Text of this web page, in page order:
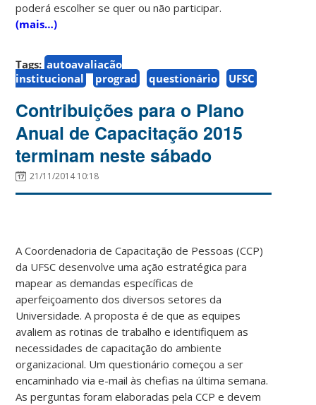
poderá escolher se quer ou não participar.
(mais…)
Tags: autoavaliação
institucional
prograd questionário UFSC
Contribuições para o Plano
Anual de Capacitação 2015
terminam neste sábado
21/11/2014 10:18
A Coordenadoria de Capacitação de Pessoas (CCP)
da UFSC desenvolve uma ação estratégica para
mapear as demandas específicas de
aperfeiçoamento dos diversos setores da
Universidade. A proposta é de que as equipes
avaliem as rotinas de trabalho e identifiquem as
necessidades de capacitação do ambiente
organizacional. Um questionário começou a ser
encaminhado via e-mail às chefias na última semana.
As perguntas foram elaboradas pela CCP e devem